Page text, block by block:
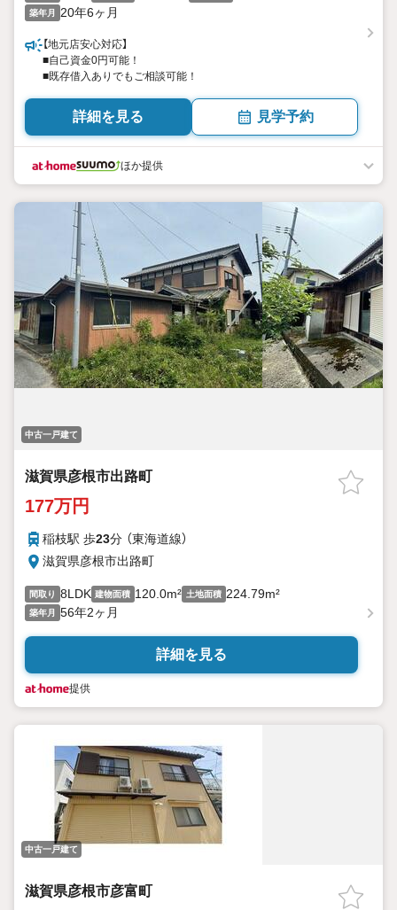
築年月 20年6ヶ月
【地元店安心対応】
■自己資金0円可能！
■既存借入ありでもご相談可能！
詳細を見る 見学予約
ほか提供
中古一戸建て
滋賀県彦根市出路町
177万円
稲枝駅 歩23分 （東海道線）
滋賀県彦根市出路町
間取り 8LDK 建物面積 120.0m² 土地面積 224.79m²
築年月 56年2ヶ月
詳細を見る
提供
中古一戸建て
滋賀県彦根市彦富町